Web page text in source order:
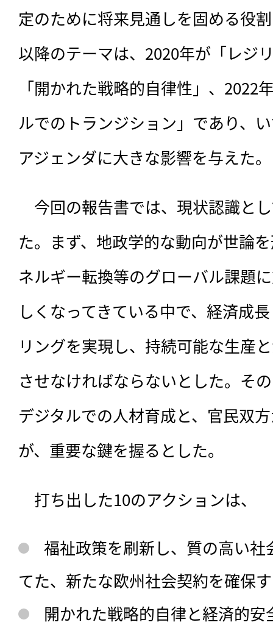
定のために将来見通しを固める役
以降のテーマは、2020年が「レジ
「開かれた戦略的自律性」、2022
ルでのトランジション」であり、
アジェンダに大きな影響を与えた。
今回の報告書では、現状認識と
た。まず、地政学的な動向が世論
ネルギー転換等のグローバル課題
しくなってきている中で、経済成
リングを実現し、持続可能な生産
させなければならないとした。そ
デジタルでの人材育成と、官民双
が、重要な鍵を握るとした。
打ち出した10のアクションは、
福祉政策を刷新し、質の高い
てた、新たな欧州社会契約を確保
開かれた戦略的自律と経済的